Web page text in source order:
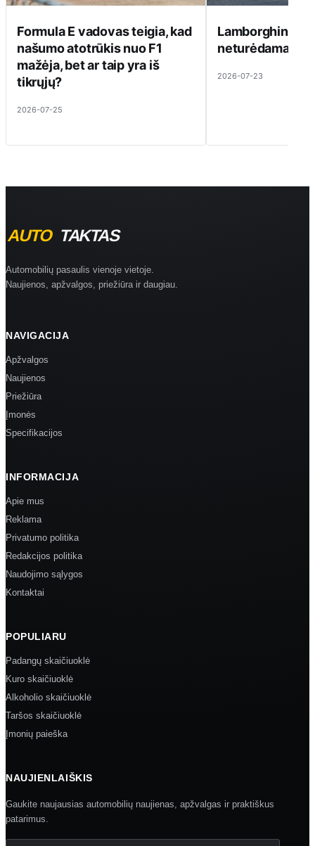
Formula E vadovas teigia, kad
našumo atotrūkis nuo F1
mažėja, bet ar taip yra iš
tikrųjų?
2026-07-25
Lamborghini
neturėdama ką
2026-07-23
Automobilių pasaulis vienoje vietoje.
Naujienos, apžvalgos, priežiūra ir daugiau.
NAVIGACIJA
Apžvalgos
Naujienos
Priežiūra
Įmonės
Specifikacijos
INFORMACIJA
Apie mus
Reklama
Privatumo politika
Redakcijos politika
Naudojimo sąlygos
Kontaktai
POPULIARU
Padangų skaičiuoklė
Kuro skaičiuoklė
Alkoholio skaičiuoklė
Taršos skaičiuoklė
Įmonių paieška
NAUJIENLAIŠKIS
Gaukite naujausias automobilių naujienas, apžvalgas ir praktiškus
patarimus.